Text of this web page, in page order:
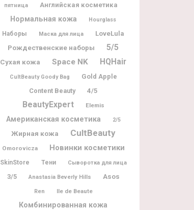
пятница Английская косметика
Нормальная кожа Hourglass
Наборы Маска для лица LoveLula
Рождественские наборы 5/5
Сухая кожа Space NK HQHair
CultBeauty Goody Bag
Gold Apple
Content Beauty
4/5
BeautyExpert Elemis
Американская косметика 2/5
Жирная кожа CultBeauty
Omorovicza Новинки косметики
SkinStore Тени Сыворотка для лица
3/5 Anastasia Beverly Hills Asos
Ren Ile de Beaute
Комбинированная кожа